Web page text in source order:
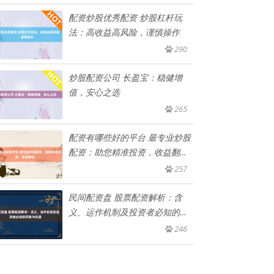
配资炒股优秀配资 炒股杠杆玩
法：高收益高风险，谨慎操作
290
炒股配资公司 长盈宝：稳健增
值，安心之选
265
配资有哪些好的平台 最专业炒股
配资：助您精准投资，收益翻
257
民间配资盘 股票配资解析：含
义、运作机制及投资者必知的风
246